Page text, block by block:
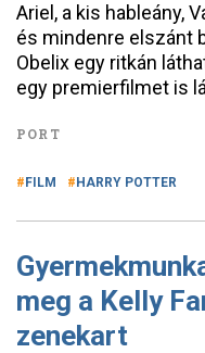
Ariel, a kis hableány,
és mindenre elszánt
Obelix egy ritkán
egy premierfilmet is
PORT
FILM HARRY POTTER
meg a Kelly
zenekart